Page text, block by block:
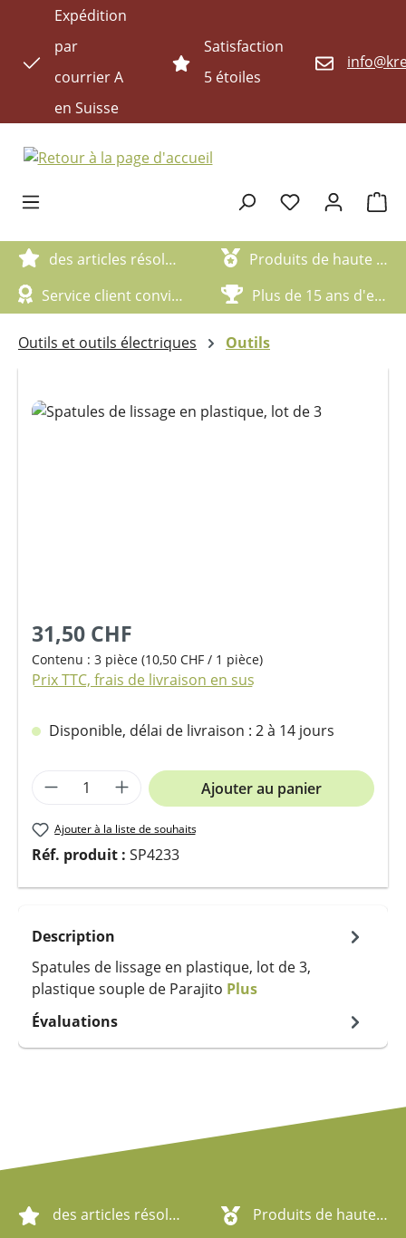
Passer au contenu principal
Expédition
par
courrier A
en Suisse
Satisfaction
5 étoiles
Le
des articles résolument écologiques
Produits de haute qualité
Service client convivial
Plus de 15 ans d'expérience
Outils et outils électriques Outils
Ignorer la galerie d'images
31,50 CHF
Contenu : 3 pièce (10,50 CHF / 1 pièce)
Prix TTC, frais de livraison en sus
Disponible, délai de livraison : 2 à 14 jours
Quantité de produit : Entrez la
Ajouter au panier
Ajouter à la liste de souhaits
Réf. produit : SP4233
Description
Spatules de lissage en plastique, lot de 3,
plastique souple de Parajito Plus
Évaluations
des articles résolument écologiques Produits de haute qualité